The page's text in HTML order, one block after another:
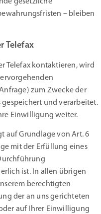
– bleiben
Telefax
Telefax kontaktieren, wird
zum Zwecke der
gespeichert und verarbeitet.
Einwilligung weiter.
auf Grundlage von Art. 6
mit der Erfüllung eines
ist. In allen übrigen
berechtigten
der an uns gerichteten
auf Ihrer Einwilligung